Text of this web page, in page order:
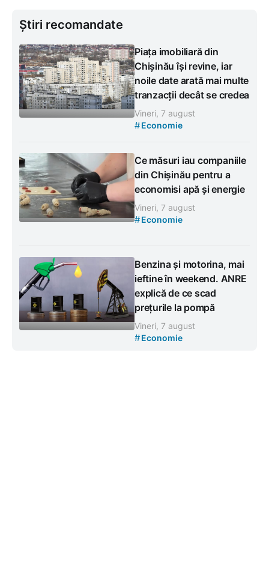
Știri recomandate
Piața imobiliară din
Chișinău își revine, iar
noile date arată mai multe
tranzacții decât se credea
Vineri, 7 august
#Economie
Ce măsuri iau companiile
din Chișinău pentru a
economisi apă și energie
Vineri, 7 august
#Economie
Benzina și motorina, mai
ieftine în weekend. ANRE
explică de ce scad
prețurile la pompă
Vineri, 7 august
#Economie